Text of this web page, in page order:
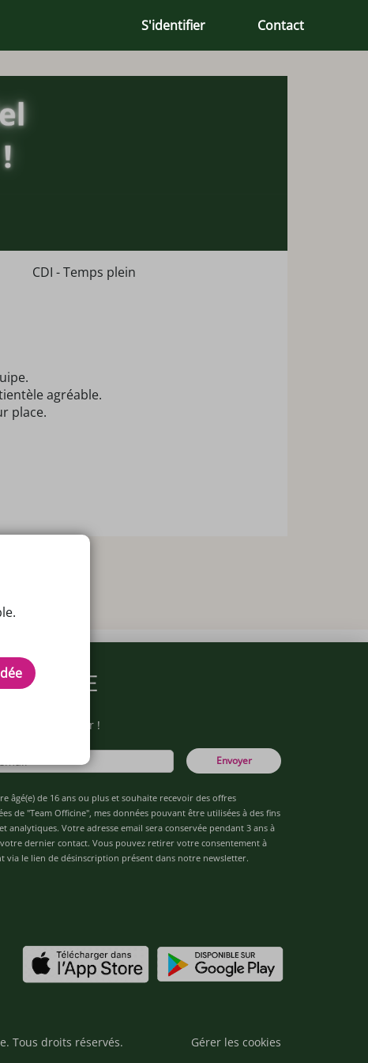
S'identifier Contact
CDI - Temps plein
agréable.
place.
notre newsletter !
Envoyer
âgé(e) de 16 ans ou plus et souhaite recevoir des offres
de "Team Officine", mes données pouvant être utilisées à des fins
analytiques. Votre adresse email sera conservée pendant 3 ans à
dernier contact. Vous pouvez retirer votre consentement à
via le lien de désinscription présent dans notre newsletter.
Tous droits réservés. Gérer les cookies